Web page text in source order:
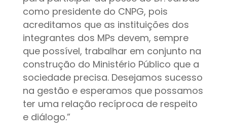
como presidente do CNPG, pois
acreditamos que as instituições dos
integrantes dos MPs devem, sempre
que possível, trabalhar em conjunto na
construção do Ministério Público que a
sociedade precisa. Desejamos sucesso
na gestão e esperamos que possamos
ter uma relação recíproca de respeito
e diálogo.”